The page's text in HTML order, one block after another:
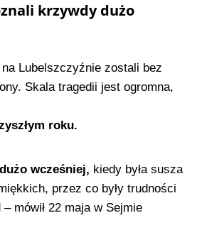
krzywdy dużo
Lubelszczyźnie zostali bez
Skala tragedii jest ogromna,
roku.
wcześniej, kiedy była susza
przez co były trudności
mówił 22 maja w Sejmie